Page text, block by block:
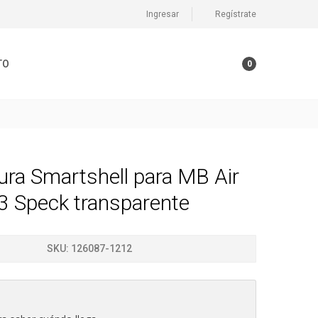
Ingresar Regístrate
0
Smartshell para MB Air
Speck transparente
SKU: 126087-1212